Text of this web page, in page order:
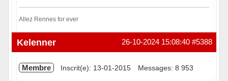
Allez Rennes for ever
Hors ligne #5388
26-10-2024 15:08:40
Kelenner
Membre Inscrit(e): 13-01-2015 Messages: 8 953